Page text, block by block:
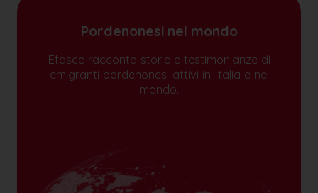
Pordenonesi nel mondo
Efasce racconta storie e testimonianze di
emigranti pordenonesi attivi in Italia e nel
mondo.